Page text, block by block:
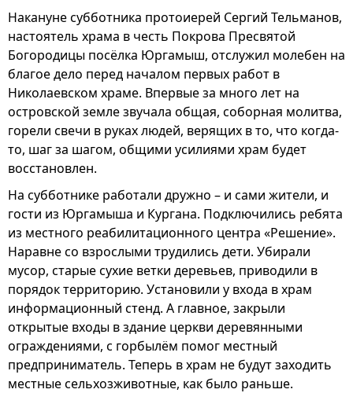
Накануне субботника протоиерей Сергий Тельманов,
настоятель храма в честь Покрова Пресвятой
Богородицы посёлка Юргамыш, отслужил молебен на
благое дело перед началом первых работ в
Николаевском храме. Впервые за много лет на
островской земле звучала общая, соборная молитва,
горели свечи в руках людей, верящих в то, что когда-
то, шаг за шагом, общими усилиями храм будет
восстановлен.
На субботнике работали дружно – и сами жители, и
гости из Юргамыша и Кургана. Подключились ребята
из местного реабилитационного центра «Решение».
Наравне со взрослыми трудились дети. Убирали
мусор, старые сухие ветки деревьев, приводили в
порядок территорию. Установили у входа в храм
информационный стенд. А главное, закрыли
открытые входы в здание церкви деревянными
ограждениями, с горбылём помог местный
предприниматель. Теперь в храм не будут заходить
местные сельхозживотные, как было раньше.